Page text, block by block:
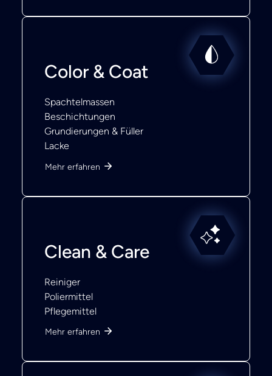
Color & Coat
Spachtelmassen
Beschichtungen
Grundierungen & Füller
Lacke
Mehr erfahren
Clean & Care
Reiniger
Poliermittel
Pflegemittel
Mehr erfahren